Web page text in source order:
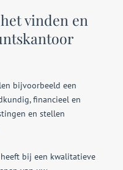
vinden en
bijvoorbeeld een
financieel en
en stellen
bij een kwalitatieve